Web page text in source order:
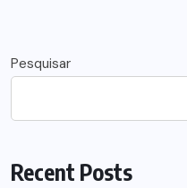
Pesquisar
Recent Posts